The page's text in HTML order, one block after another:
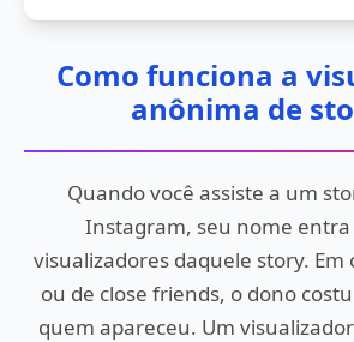
Como funciona a
anônima de
Quando você assiste a um
Instagram, seu nome entra
visualizadores daquele story.
ou de close friends, o dono
quem apareceu. Um